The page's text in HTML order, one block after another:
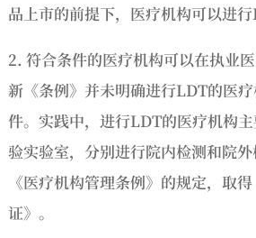
品上市的前提下，医疗机构可以进
2. 符合条件的医疗机构可以在执业
新《条例》并未明确进行LDT的医
件。实践中，进行LDT的医疗机构
验实验室，分别进行院内检测和院
《医疗机构管理条例》的规定，取
证》。